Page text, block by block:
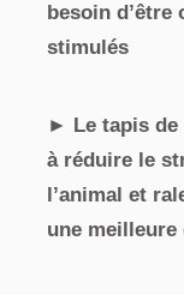
besoin d’être
stimulés
► Le tapis de
à réduire le
l’animal et
une meilleure